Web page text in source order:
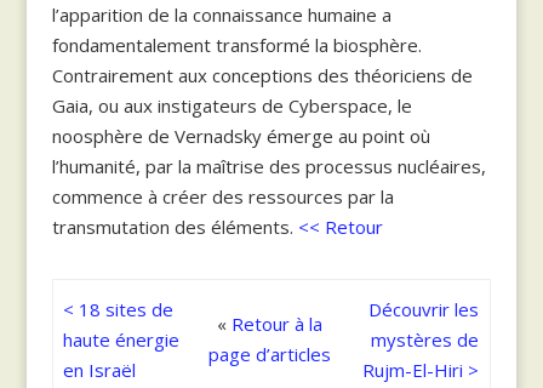
l’apparition de la connaissance humaine a
fondamentalement transformé la biosphère.
Contrairement aux conceptions des théoriciens de
Gaia, ou aux instigateurs de Cyberspace, le
noosphère de Vernadsky émerge au point où
l’humanité, par la maîtrise des processus nucléaires,
commence à créer des ressources par la
transmutation des éléments. << Retour
< 18 sites de
haute énergie
en Israël
« Retour à la
page d’articles
Découvrir les
mystères de
Rujm-El-Hiri >